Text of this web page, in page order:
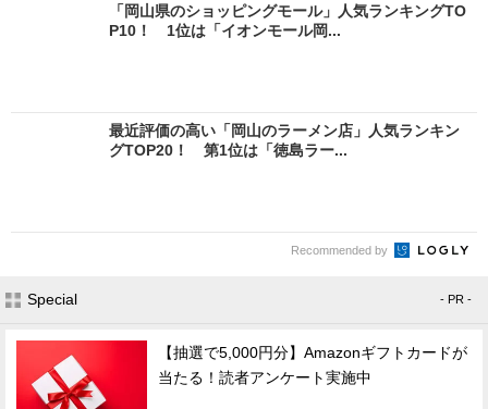
「岡山県のショッピングモール」人気ランキングTO
P10！ 1位は「イオンモール岡...
最近評価の高い「岡山のラーメン店」人気ランキン
グTOP20！ 第1位は「徳島ラー...
Recommended by
Special - PR -
【抽選で5,000円分】Amazonギフトカードが
当たる！読者アンケート実施中